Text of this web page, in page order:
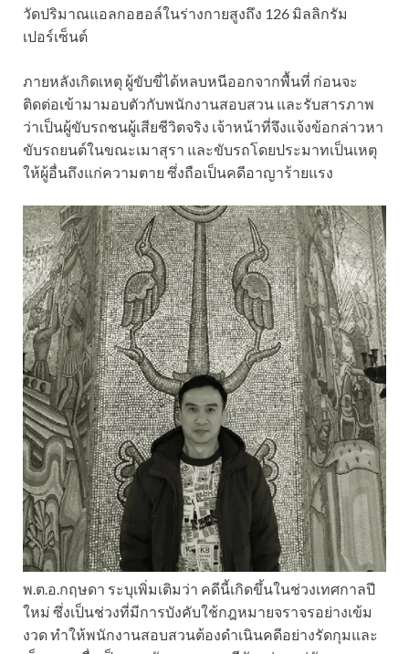
วัดปริมาณแอลกอฮอล์ในร่างกายสูงถึง 126 มิลลิกรัม
เปอร์เซ็นต์
ภายหลังเกิดเหตุ ผู้ขับขี่ได้หลบหนีออกจากพื้นที่ ก่อนจะ
ติดต่อเข้ามามอบตัวกับพนักงานสอบสวน และรับสารภาพ
ว่าเป็นผู้ขับรถชนผู้เสียชีวิตจริง เจ้าหน้าที่จึงแจ้งข้อกล่าวหา
ขับรถยนต์ในขณะเมาสุรา และขับรถโดยประมาทเป็นเหตุ
ให้ผู้อื่นถึงแก่ความตาย ซึ่งถือเป็นคดีอาญาร้ายแรง
พ.ต.อ.กฤษดา ระบุเพิ่มเติมว่า คดีนี้เกิดขึ้นในช่วงเทศกาลปี
ใหม่ ซึ่งเป็นช่วงที่มีการบังคับใช้กฎหมายจราจรอย่างเข้ม
งวด ทำให้พนักงานสอบสวนต้องดำเนินคดีอย่างรัดกุมและ